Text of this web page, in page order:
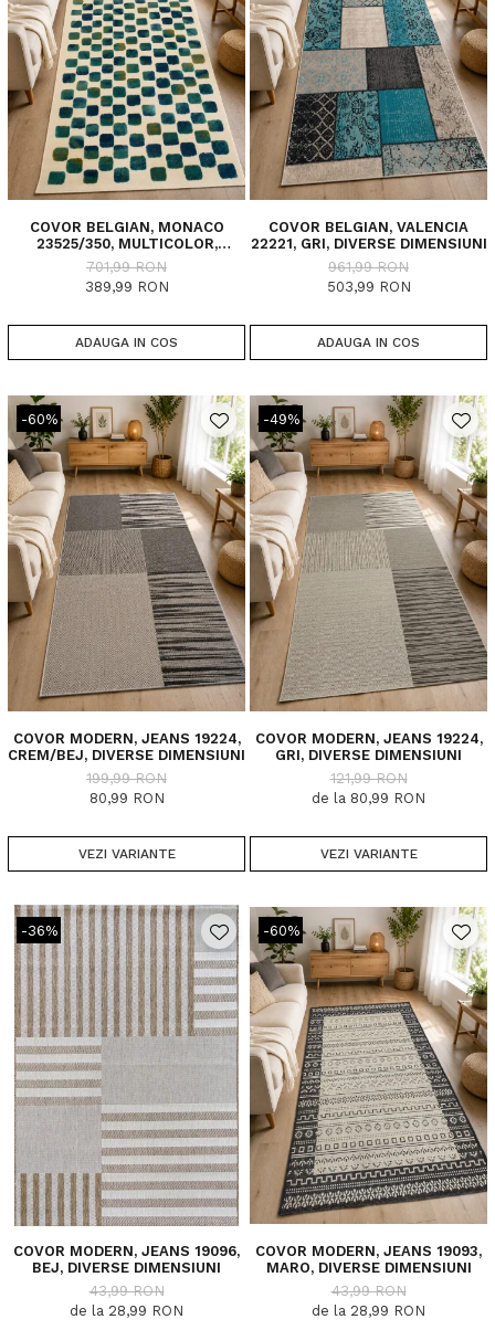
COVOR BELGIAN, MONACO
23525/350, MULTICOLOR,
DIVERSE DIMENSIUNI
701,99 RON
389,99 RON
ADAUGA IN COS
COVOR BELGIAN, VALENCIA
22221, GRI, DIVERSE DIMENSIUNI
961,99 RON
503,99 RON
ADAUGA IN COS
-60%
COVOR MODERN, JEANS 19224,
CREM/BEJ, DIVERSE DIMENSIUNI
199,99 RON
80,99 RON
VEZI VARIANTE
-49%
COVOR MODERN, JEANS 19224,
GRI, DIVERSE DIMENSIUNI
121,99 RON
de la 80,99 RON
VEZI VARIANTE
-36%
COVOR MODERN, JEANS 19096,
BEJ, DIVERSE DIMENSIUNI
43,99 RON
de la 28,99 RON
-60%
COVOR MODERN, JEANS 19093,
MARO, DIVERSE DIMENSIUNI
43,99 RON
de la 28,99 RON